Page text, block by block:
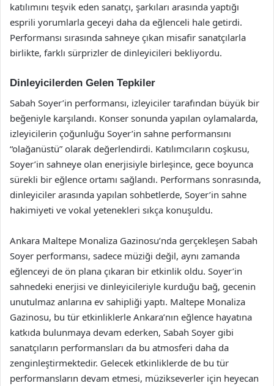
katılımını teşvik eden sanatçı, şarkıları arasında yaptığı
esprili yorumlarla geceyi daha da eğlenceli hale getirdi.
Performansı sırasında sahneye çıkan misafir sanatçılarla
birlikte, farklı sürprizler de dinleyicileri bekliyordu.
Dinleyicilerden Gelen Tepkiler
Sabah Soyer’in performansı, izleyiciler tarafından büyük bir
beğeniyle karşılandı. Konser sonunda yapılan oylamalarda,
izleyicilerin çoğunluğu Soyer’in sahne performansını
“olağanüstü” olarak değerlendirdi. Katılımcıların coşkusu,
Soyer’in sahneye olan enerjisiyle birleşince, gece boyunca
sürekli bir eğlence ortamı sağlandı. Performans sonrasında,
dinleyiciler arasında yapılan sohbetlerde, Soyer’in sahne
hakimiyeti ve vokal yetenekleri sıkça konuşuldu.
Ankara Maltepe Monaliza Gazinosu’nda gerçekleşen Sabah
Soyer performansı, sadece müziği değil, aynı zamanda
eğlenceyi de ön plana çıkaran bir etkinlik oldu. Soyer’in
sahnedeki enerjisi ve dinleyicileriyle kurduğu bağ, gecenin
unutulmaz anlarına ev sahipliği yaptı. Maltepe Monaliza
Gazinosu, bu tür etkinliklerle Ankara’nın eğlence hayatına
katkıda bulunmaya devam ederken, Sabah Soyer gibi
sanatçıların performansları da bu atmosferi daha da
zenginleştirmektedir. Gelecek etkinliklerde de bu tür
performansların devam etmesi, müzikseverler için heyecan